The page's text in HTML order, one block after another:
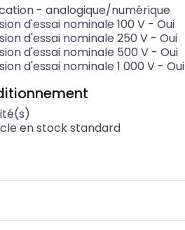
- analogique/numérique
d'essai nominale 100 V- Oui
d'essai nominale 250 V- Oui
d'essai nominale 500 V- Oui
d'essai nominale 1 000 V- Oui
en stock standard